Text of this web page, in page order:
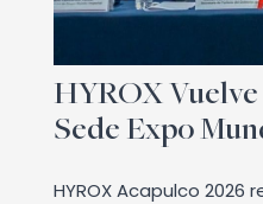
HYROX Vuelve
Sede Expo
HYROX Acapulco 2026